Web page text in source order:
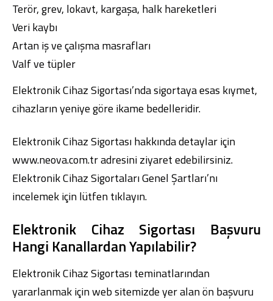
Terör, grev, lokavt, kargaşa, halk hareketleri
Veri kaybı
Artan iş ve çalışma masrafları
Valf ve tüpler
Elektronik Cihaz Sigortası’nda sigortaya esas kıymet,
cihazların yeniye göre ikame bedelleridir.
Elektronik Cihaz Sigortası hakkında detaylar için
www.neova.com.tradresini ziyaret edebilirsiniz.
Elektronik Cihaz Sigortaları Genel Şartları’nı
incelemek için lütfen tıklayın.
Elektronik Cihaz Sigortası Başvuru
Hangi Kanallardan Yapılabilir?
Elektronik Cihaz Sigortası teminatlarından
yararlanmak için web sitemizde yer alanön başvuru